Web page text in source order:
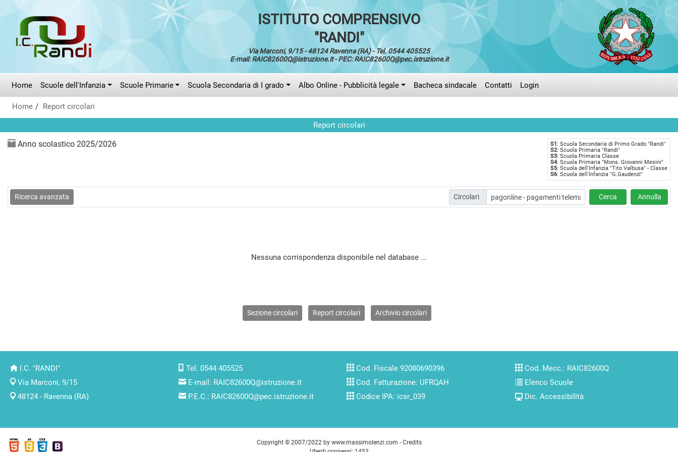
ISTITUTO COMPRENSIVO
"RANDI"
Via Marconi, 9/15 - 48124 Ravenna (RA) - Tel. 0544 405525
E-mail: RAIC82600Q@istruzione.it - PEC: RAIC82600Q@pec.istruzione.it
Home Scuole dell'Infanzia Scuole Primarie Scuola Secondaria di I grado Albo Online - Pubblicità legale Bacheca sindacale Contatti Login
Home Report circolari
Report circolari
Anno scolastico 2025/2026 S1: Scuola Secondaria di Primo Grado "Randi"
S2: Scuola Primaria "Randi"
S3: Scuola Primaria Classe
S4: Scuola Primaria "Mons. Giovanni Mesini"
S5: Scuola dell'Infanzia "Tito Valbusa" - Classe
S6: Scuola dell'Infanzia "G.Gaudenzi"
Ricerca avanzata Circolari Cerca Annulla
Nessuna corrispondenza disponibile nel database ...
Sezione circolari Report circolari Archivio circolari
I.C. "RANDI"
Via Marconi, 9/15
48124 - Ravenna (RA)
Tel. 0544 405525
E-mail: RAIC82600Q@istruzione.it
P.E.C.: RAIC82600Q@pec.istruzione.it
Cod. Fiscale 92080690396
Cod. Fatturazione: UFRQAH
Codice IPA: icsr_039
Cod. Mecc.: RAIC82600Q
Elenco Scuole
Dic. Accessibilità
Copyright © 2007/2022 by www.massimolenzi.com - Credits